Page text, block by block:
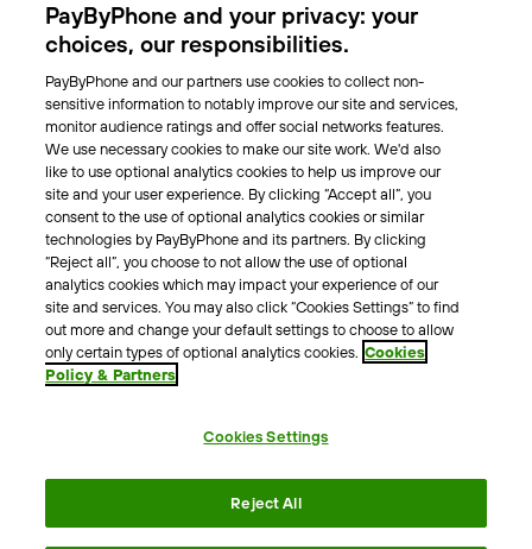
Park-Vignette
Über Uns
Unser Team
Karriere
Presse
Blog
Kontakt & Hilfe
Kontakt
Support
Pressekontakt
AGBDatenschutzrichtlinieImpressumRechtshinweise
Erklärung zur Barrierefreiheit
PayByPhone and your privacy: your
choices, our responsibilities.
PayByPhone and our partners use cookies to collect non-
sensitive information to notably improve our site and services,
monitor audience ratings and offer social networks features.
We use necessary cookies to make our site work. We'd also
like to use optional analytics cookies to help us improve our
site and your user experience. By clicking “Accept all”, you
consent to the use of optional analytics cookies or similar
technologies by PayByPhone and its partners. By clicking
“Reject all”, you choose to not allow the use of optional
analytics cookies which may impact your experience of our
site and services. You may also click “Cookies Settings” to find
out more and change your default settings to choose to allow
only certain types of optional analytics cookies. Cookies
Policy & Partners
Cookies Settings
Reject All